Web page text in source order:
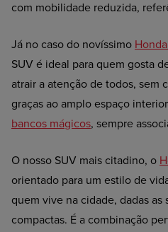
com mobilidade reduzida,
Já no caso do novíssimo
SUV é ideal para quem gosta
atrair a atenção de todos, sem
graças ao amplo espaço
bancos mágicos, sempre
O nosso SUV mais citadino, o
orientado para um estilo de
quem vive na cidade, dadas
compactas. É a combinação